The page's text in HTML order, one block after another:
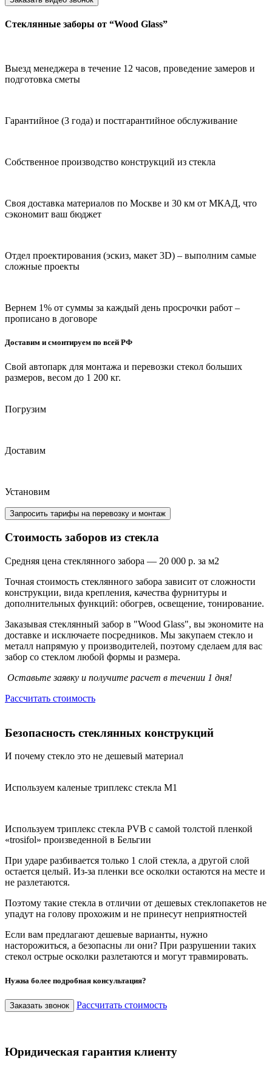
Стеклянные заборы от “Wood Glass”
Выезд менеджера в течение 12 часов, проведение замеров и
подготовка сметы
Гарантийное (3 года) и постгарантийное обслуживание
Собственное производство конструкций из стекла
Своя доставка материалов по Москве и 30 км от МКАД, что
сэкономит ваш бюджет
Отдел проектирования (эскиз, макет 3D) – выполним самые
сложные проекты
Вернем 1% от суммы за каждый день просрочки работ –
прописано в договоре
Доставим и смонтируем по всей РФ
Свой автопарк для монтажа и перевозки стекол больших
размеров, весом до 1 200 кг.
Погрузим
Доставим
Установим
Запросить тарифы на перевозку и монтаж
Стоимость заборов из стекла
Средняя цена стеклянного забора — 20 000 р. за м2
Точная стоимость стеклянного забора зависит от сложности
конструкции, вида крепления, качества фурнитуры и
дополнительных функций: обогрев, освещение, тонирование.
Заказывая стеклянный забор в "Wood Glass", вы экономите на
доставке и исключаете посредников. Мы закупаем стекло и
металл напрямую у производителей, поэтому сделаем для вас
забор со стеклом любой формы и размера.
Оставьте заявку и получите расчет в течении 1 дня!
Рассчитать стоимость
Безопасность стеклянных конструкций
И почему стекло это не дешевый материал
Используем каленые триплекс стекла М1
Используем триплекс стекла PVB с самой толстой пленкой
«trosifol» произведенной в Бельгии
При ударе разбивается только 1 слой стекла, а другой слой
остается целый. Из-за пленки все осколки остаются на месте и
не разлетаются.
Поэтому такие стекла в отличии от дешевых стеклопакетов не
упадут на голову прохожим и не принесут неприятностей
Если вам предлагают дешевые варианты, нужно
насторожиться, а безопасны ли они? При разрушении таких
стекол острые осколки разлетаются и могут травмировать.
Нужна более подробная консультация?
Заказать звонок Рассчитать стоимость
Юридическая гарантия клиенту